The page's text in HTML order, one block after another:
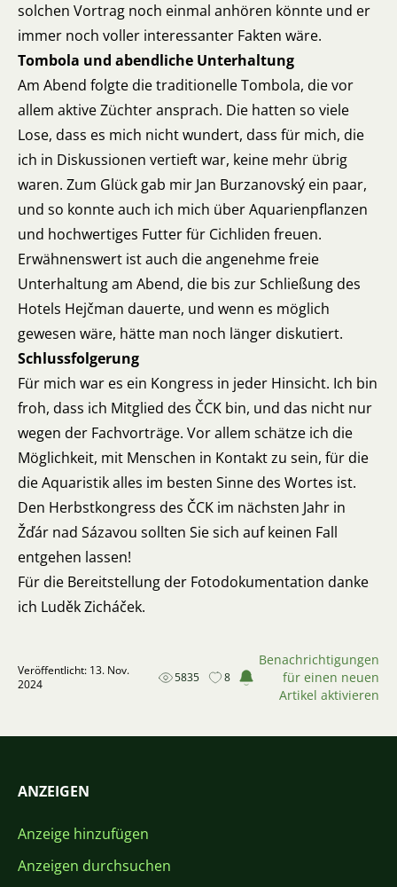
solchen Vortrag noch einmal anhören könnte und er
immer noch voller interessanter Fakten wäre.
Tombola und abendliche Unterhaltung
Am Abend folgte die traditionelle Tombola, die vor
allem aktive Züchter ansprach. Die hatten so viele
Lose, dass es mich nicht wundert, dass für mich, die
ich in Diskussionen vertieft war, keine mehr übrig
waren. Zum Glück gab mir Jan Burzanovský ein paar,
und so konnte auch ich mich über Aquarienpflanzen
und hochwertiges Futter für Cichliden freuen.
Erwähnenswert ist auch die angenehme freie
Unterhaltung am Abend, die bis zur Schließung des
Hotels Hejčman dauerte, und wenn es möglich
gewesen wäre, hätte man noch länger diskutiert.
Schlussfolgerung
Für mich war es ein Kongress in jeder Hinsicht. Ich bin
froh, dass ich Mitglied des ČCK bin, und das nicht nur
wegen der Fachvorträge. Vor allem schätze ich die
Möglichkeit, mit Menschen in Kontakt zu sein, für die
die Aquaristik alles im besten Sinne des Wortes ist.
Den Herbstkongress des ČCK im nächsten Jahr in
Žďár nad Sázavou sollten Sie sich auf keinen Fall
entgehen lassen!
Für die Bereitstellung der Fotodokumentation danke
ich Luděk Zicháček.
Veröffentlicht: 13. Nov.
2024
5835 8
Benachrichtigungen
für einen neuen
Artikel aktivieren
ANZEIGEN
Anzeige hinzufügen
Anzeigen durchsuchen